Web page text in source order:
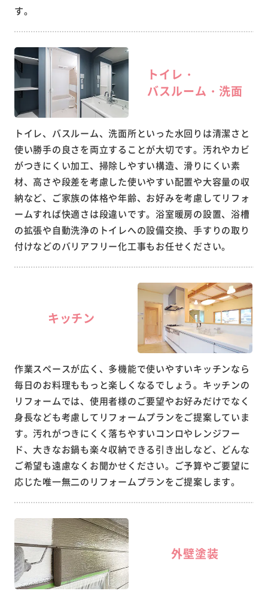
す。
トイレ・
バスルーム・洗面
トイレ、バスルーム、洗面所といった水回りは清潔さと
使い勝手の良さを両立することが大切です。汚れやカビ
がつきにくい加工、掃除しやすい構造、滑りにくい素
材、高さや段差を考慮した使いやすい配置や大容量の収
納など、ご家族の体格や年齢、お好みを考慮してリフォ
ームすれば快適さは段違いです。浴室暖房の設置、浴槽
の拡張や自動洗浄のトイレへの設備交換、手すりの取り
付けなどのバリアフリー化工事もお任せください。
キッチン
作業スペースが広く、多機能で使いやすいキッチンなら
毎日のお料理ももっと楽しくなるでしょう。キッチンの
リフォームでは、使用者様のご要望やお好みだけでなく
身長なども考慮してリフォームプランをご提案していま
す。汚れがつきにくく落ちやすいコンロやレンジフー
ド、大きなお鍋も楽々収納できる引き出しなど、どんな
ご希望も遠慮なくお聞かせください。ご予算やご要望に
応じた唯一無二のリフォームプランをご提案します。
外壁塗装